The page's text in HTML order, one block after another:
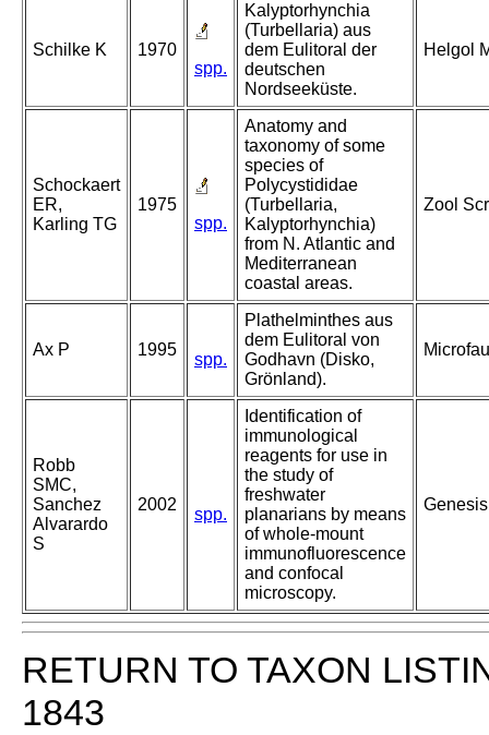
Schilke K
1970
spp.
Kalyptorhynchia
(Turbellaria) aus
dem Eulitoral der
deutschen
Nordseeküste.
Helgol
Schockaert
ER,
Karling TG
1975
spp.
Anatomy and
taxonomy of some
species of
Polycystididae
(Turbellaria,
Kalyptorhynchia)
from N. Atlantic and
Mediterranean
coastal areas.
Zool
Ax P 1995
spp.
Plathelminthes aus
dem Eulitoral von
Godhavn (Disko,
Grönland).
Robb
SMC,
Sanchez
Alvarardo
S
2002
spp.
Identification of
immunological
reagents for use in
the study of
freshwater
planarians by means
of whole-mount
immunofluorescence
and confocal
microscopy.
RETURN TO TAXON
1843